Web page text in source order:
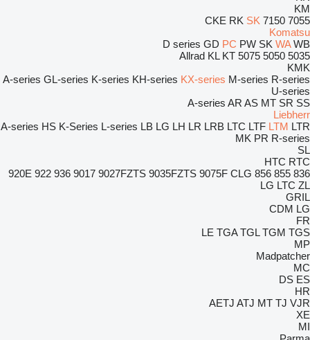
KM
7055
7150
CKE RK SK
Komatsu
D series GD PC PW SK WA WB
5035
5050
5075
Allrad KL KT
KMK
A-series GL-series K-series KH-series KX-series M-series R-series
U-series
A-series AR AS MT SR SS
Liebherr
A-series HS K-Series L-series LB LG LH LR LRB LTC LTF LTM LTR
MK PR R-series
SL
HTC RTC
836
855
856
920E 922 936 9017 9027FZTS 9035FZTS 9075F CLG
LG LTC ZL
GRIL
CDM LG
FR
LE TGA TGL TGM TGS
MP
Madpatcher
MC
DS ES
HR
AETJ ATJ MT TJ VJR
XE
MI